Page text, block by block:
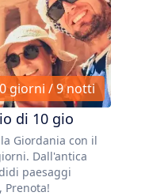
giorni / 9 notti
di 10 gio
Giordania con il
Dall'antica
paesaggi
Prenota!